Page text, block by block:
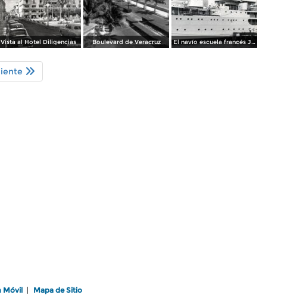
Vista al Hotel Diligencias Boulevard de Veracruz El navío escuela francés Juana de Arco
Móvil Mapa de Sitio